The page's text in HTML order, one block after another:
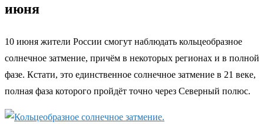
июня
10 июня жители России смогут наблюдать кольцеобразное
солнечное затмение, причём в некоторых регионах и в полной
фазе. Кстати, это единственное солнечное затмение в 21 веке,
полная фаза которого пройдёт точно через Северный полюс.